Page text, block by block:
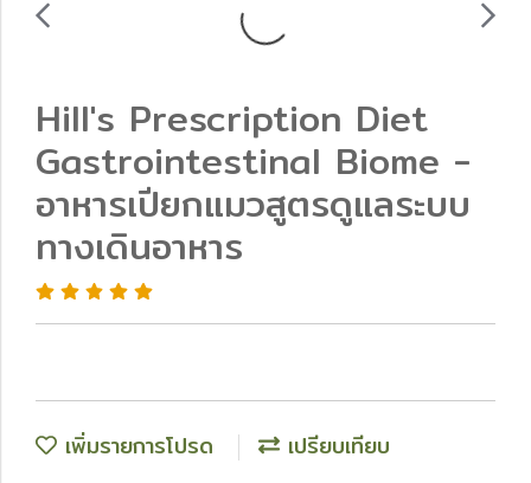
Hill's Prescription Diet
Gastrointestinal Biome -
อาหารเปียกแมวสูตรดูแลระบบ
ทางเดินอาหาร
เพิ่มรายการโปรด เปรียบเทียบ